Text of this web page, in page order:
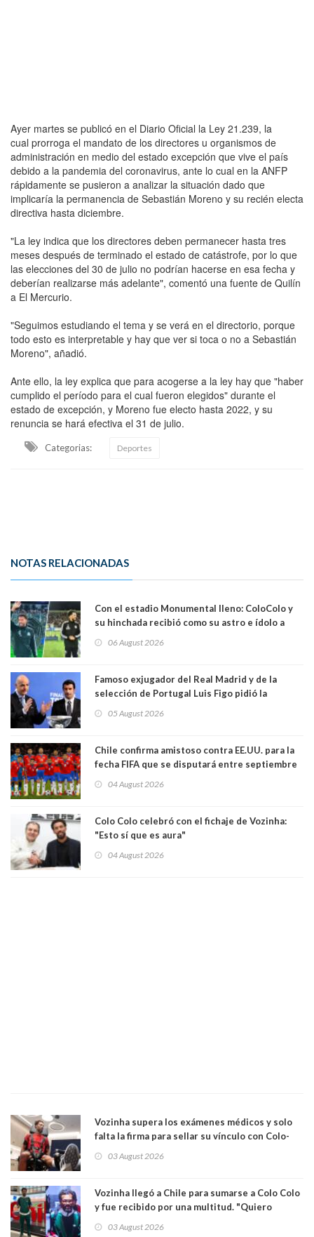
Ayer martes se publicó en el Diario Oficial la Ley 21.239, la
cual prorroga el mandato de los directores u organismos de
administración en medio del estado excepción que vive el país
debido a la pandemia del coronavirus, ante lo cual en la ANFP
rápidamente se pusieron a analizar la situación dado que
implicaría la permanencia de Sebastián Moreno y su recién electa
directiva hasta diciembre.
"La ley indica que los directores deben permanecer hasta tres
meses después de terminado el estado de catástrofe, por lo que
las elecciones del 30 de julio no podrían hacerse en esa fecha y
deberían realizarse más adelante", comentó una fuente de Quilín
a El Mercurio.
"Seguimos estudiando el tema y se verá en el directorio, porque
todo esto es interpretable y hay que ver si toca o no a Sebastián
Moreno", añadió.
Ante ello, la ley explica que para acogerse a la ley hay que "haber
cumplido el período para el cual fueron elegidos" durante el
estado de excepción, y Moreno fue electo hasta 2022, y su
renuncia se hará efectiva el 31 de julio.
Categorias: Deportes
NOTAS RELACIONADAS
Con el estadio Monumental lleno: ColoColo y
su hinchada recibió como su astro e ídolo a
06 August 2026
Famoso exjugador del Real Madrid y de la
selección de Portugal Luis Figo pidió la
comportamiento más bajo y cobarde que he
05 August 2026
Chile confirma amistoso contra EE.UU. para la
fecha FIFA que se disputará entre septiembre
04 August 2026
Colo Colo celebró con el fichaje de Vozinha:
"Esto sí que es aura"
04 August 2026
Vozinha supera los exámenes médicos y solo
falta la firma para sellar su vínculo con Colo-
03 August 2026
Vozinha llegó a Chile para sumarse a Colo Colo
y fue recibido por una multitud. "Quiero
03 August 2026